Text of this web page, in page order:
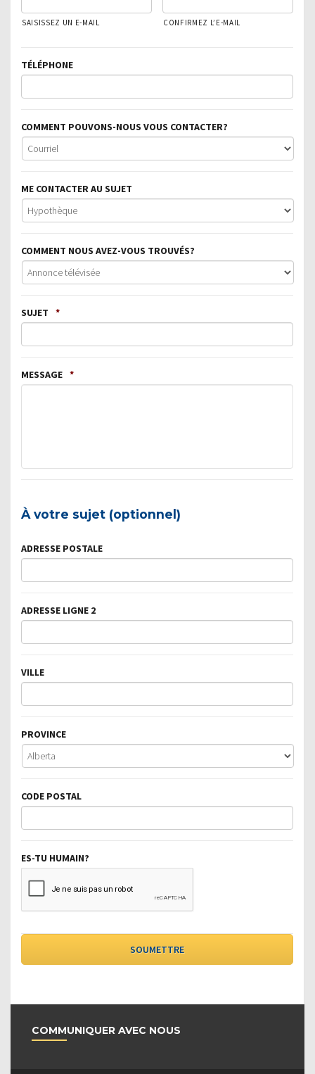
SAISISSEZ UN E-MAIL CONFIRMEZ L’E-MAIL
TÉLÉPHONE
COMMENT POUVONS-NOUS VOUS CONTACTER?
ME CONTACTER AU SUJET
COMMENT NOUS AVEZ-VOUS TROUVÉS?
SUJET *
MESSAGE *
À votre sujet (optionnel)
ADRESSE POSTALE
ADRESSE LIGNE 2
VILLE
PROVINCE
CODE POSTAL
ES-TU HUMAIN?
COMMUNIQUER AVEC NOUS